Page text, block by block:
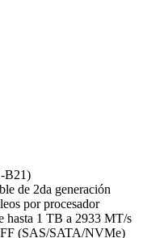
B21)
de 2da generación
por procesador
1 TB a 2933 MT/s
(SAS/SATA/NVMe)